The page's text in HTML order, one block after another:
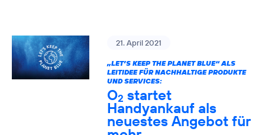
21. April 2021
„LET’S KEEP THE PLANET BLUE“ ALS
LEITIDEE FÜR NACHHALTIGE PRODUKTE
UND SERVICES:
O2 startet
Handyankauf als
neuestes Angebot für